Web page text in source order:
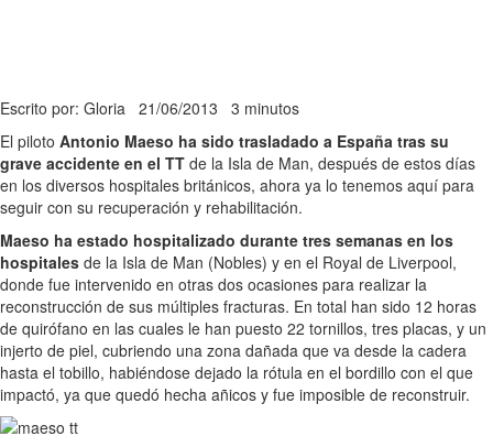
Escrito por: Gloria 21/06/2013 3 minutos
El piloto Antonio Maeso ha sido trasladado a España tras su
grave accidente en el TT de la Isla de Man, después de estos días
en los diversos hospitales británicos, ahora ya lo tenemos aquí para
seguir con su recuperación y rehabilitación.
Maeso ha estado hospitalizado durante tres semanas en los
hospitales de la Isla de Man (Nobles) y en el Royal de Liverpool,
donde fue intervenido en otras dos ocasiones para realizar la
reconstrucción de sus múltiples fracturas. En total han sido 12 horas
de quirófano en las cuales le han puesto 22 tornillos, tres placas, y un
injerto de piel, cubriendo una zona dañada que va desde la cadera
hasta el tobillo, habiéndose dejado la rótula en el bordillo con el que
impactó, ya que quedó hecha añicos y fue imposible de reconstruir.